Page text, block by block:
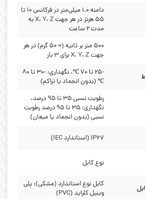
دامنه ۱.۰ میلی‌متر در فرکانس ۱۰ تا
۵۵ هرتز در هر جهت X، Y، Z به
مدت ۲ ساعت
۵۰۰ متر بر ثانیه (≈ ۵۰ گرم) در هر
جهت X، Y، Z برای ۳ بار
-25 تا 70 ℃، نگهداری: -30 تا 80
℃ (بدون انجماد یا تراکم)
رطوبت نسبی ۳۵ تا ۹۵ درصد،
نگهداری: ۳۵ تا ۹۵ درصد رطوبت
نسبی (بدون انجماد یا میعان)
IP67 (استاندارد IEC)
نوع کابل
کابل نوع استاندارد (مشکی): پلی
وینیل کلراید (PVC)